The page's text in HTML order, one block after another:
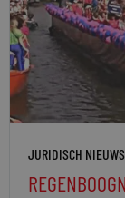
JURIDISCH NIEUWS